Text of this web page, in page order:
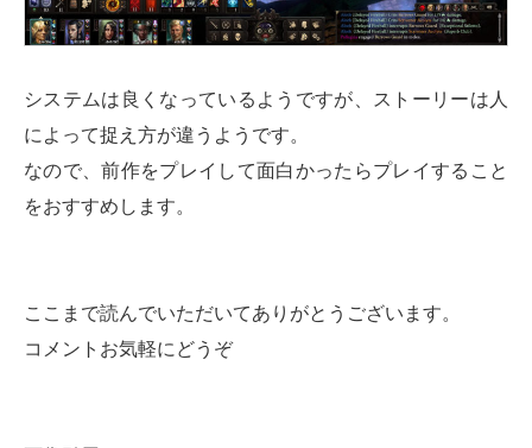
システムは良くなっているようですが、ストーリーは人
によって捉え方が違うようです。
なので、前作をプレイして面白かったらプレイすること
をおすすめします。
ここまで読んでいただいてありがとうございます。
コメントお気軽にどうぞ